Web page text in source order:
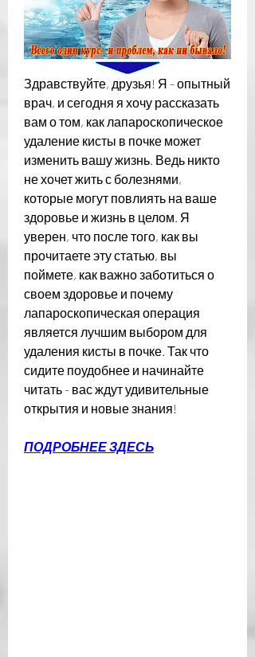
Здравствуйте, друзья! Я - опытный
врач, и сегодня я хочу рассказать
вам о том, как лапароскопическое
удаление кисты в почке может
изменить вашу жизнь. Ведь никто
не хочет жить с болезнями,
которые могут повлиять на ваше
здоровье и жизнь в целом. Я
уверен, что после того, как вы
прочитаете эту статью, вы
поймете, как важно заботиться о
своем здоровье и почему
лапароскопическая операция
является лучшим выбором для
удаления кисты в почке. Так что
сидите поудобнее и начинайте
читать - вас ждут удивительные
открытия и новые знания!
ПОДРОБНЕЕ ЗДЕСЬ